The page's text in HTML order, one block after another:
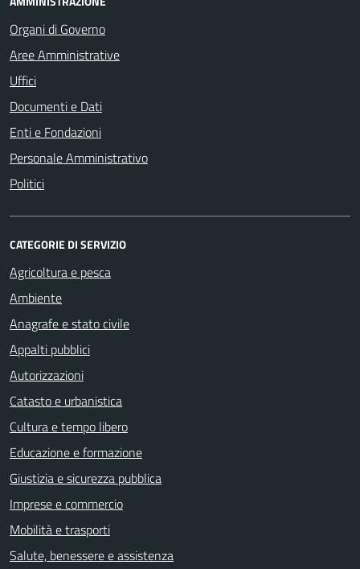
Organi di Governo
Aree Amministrative
Uffici
Documenti e Dati
Enti e Fondazioni
Personale Amministrativo
Politici
CATEGORIE DI SERVIZIO
Agricoltura e pesca
Ambiente
Anagrafe e stato civile
Appalti pubblici
Autorizzazioni
Catasto e urbanistica
Cultura e tempo libero
Educazione e formazione
Giustizia e sicurezza pubblica
Imprese e commercio
Mobilità e trasporti
Salute, benessere e assistenza